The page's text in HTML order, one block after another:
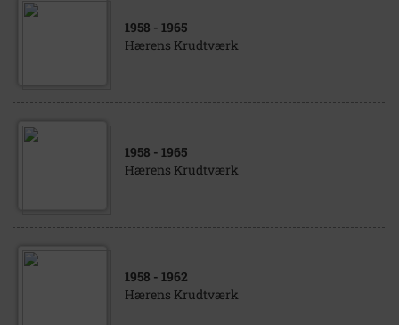
1958 - 1965
Hærens Krudtværk
1958 - 1965
Hærens Krudtværk
1958 - 1962
Hærens Krudtværk